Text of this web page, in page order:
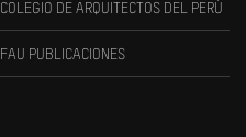
COLEGIO DE ARQUITECTOS DEL PERÚ
FAU PUBLICACIONES